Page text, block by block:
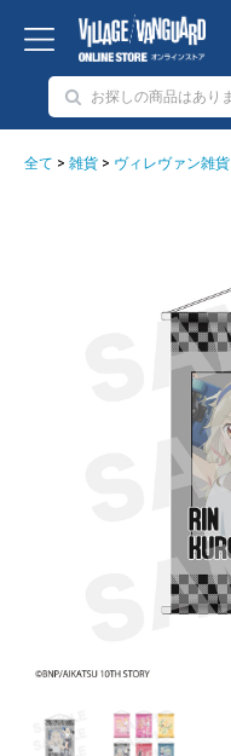
全て > 雑貨 > ヴィレヴァン雑貨